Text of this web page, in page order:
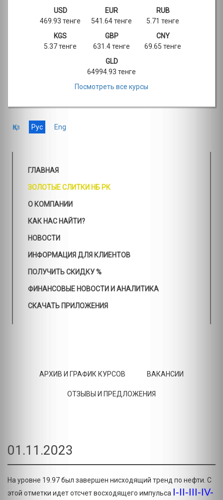
USD
469.93 тенге
EUR
541.64 тенге
RUB
5.71 тенге
KGS
5.37 тенге
GBP
631.4 тенге
CNY
69.65 тенге
GLD
64994.93 тенге
Посмотреть все курсы
Қаз Рус Eng
ГЛАВНАЯ
ЗОЛОТЫЕ СЛИТКИ НБ РК
О КОМПАНИИ
КАК НАС НАЙТИ?
НОВОСТИ
ИНФОРМАЦИЯ ДЛЯ КЛИЕНТОВ
ПОЛУЧИТЬ СКИДКУ %
ФИНАНСОВЫЕ НОВОСТИ И АНАЛИТИКА
СКАЧАТЬ ПРИЛОЖЕНИЯ
АРХИВ И ГРАФИК КУРСОВ ВАКАНСИИ
ОТЗЫВЫ И ПРЕДЛОЖЕНИЯ
01.11.2023
На уровне 19.97 был завершен нисходящий тренд по нефти. С
этой отметки идет отсчет восходящего импульса I-II-III-IV-